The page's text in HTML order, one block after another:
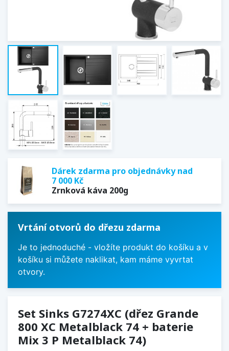
Dárek zdarma pro objednávky nad
7 000 Kč
Zrnková káva 200g
Vrtání otvorů do dřezu zdarma
Je to jednoduché - vložíte produkt do košíku a v
košíku si můžete naklikat, kam máme vyvrtat
otvory.
Set Sinks G7274XC (dřez Grande
800 XC Metalblack 74 + baterie
Mix 3 P Metalblack 74)